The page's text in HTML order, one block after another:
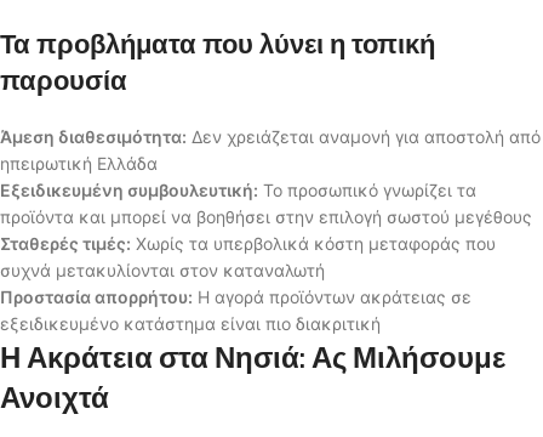
Τα προβλήματα που λύνει η τοπική
παρουσία
Άμεση διαθεσιμότητα: Δεν χρειάζεται αναμονή για αποστολή από
ηπειρωτική Ελλάδα
Εξειδικευμένη συμβουλευτική: Το προσωπικό γνωρίζει τα
προϊόντα και μπορεί να βοηθήσει στην επιλογή σωστού μεγέθους
Σταθερές τιμές: Χωρίς τα υπερβολικά κόστη μεταφοράς που
συχνά μετακυλίονται στον καταναλωτή
Προστασία απορρήτου: Η αγορά προϊόντων ακράτειας σε
εξειδικευμένο κατάστημα είναι πιο διακριτική
Η Ακράτεια στα Νησιά: Ας Μιλήσουμε
Ανοιχτά